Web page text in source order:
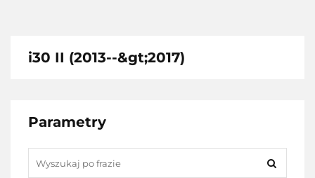
i30 II (2013--&gt;2017)
Parametry